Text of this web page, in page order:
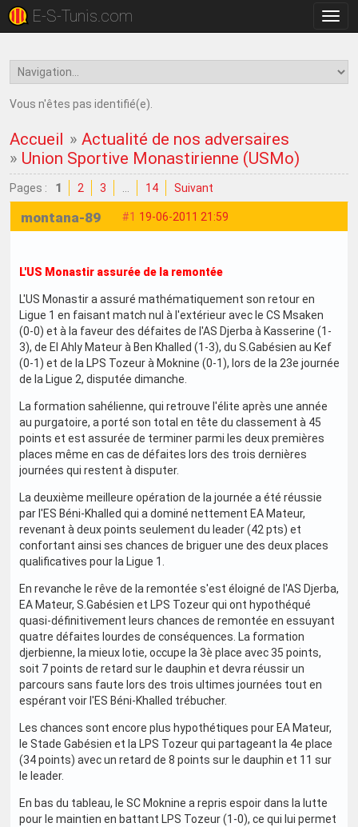
la
E-S-Tunis.com
Vous n'êtes pas identifié(e).
Accueil »Actualité de nos adversaires
» Union Sportive Monastirienne (USMo)
Pages : 1 2 3 14 Suivant
#1 19-06-2011 21:59
montana-89
L'US Monastir assurée de la remontée
L'US Monastir a assuré mathématiquement son retour en
Ligue 1 en faisant match nul à l'extérieur avec le CS Msaken
(0-0) et à la faveur des défaites de l'AS Djerba à Kasserine (1-
3), de El Ahly Mateur à Ben Khalled (1-3), du S.Gabésien au Kef
(0-1) et de la LPS Tozeur à Moknine (0-1), lors de la 23e journée
de la Ligue 2, disputée dimanche.
La formation sahélienne, qui retrouve l'élite après une année
au purgatoire, a porté son total en tête du classement à 45
points et est assurée de terminer parmi les deux premières
places même en cas de défaites lors des trois dernières
journées qui restent à disputer.
La deuxième meilleure opération de la journée a été réussie
par l'ES Béni-Khalled qui a dominé nettement EA Mateur,
revenant à deux points seulement du leader (42 pts) et
confortant ainsi ses chances de briguer une des deux places
qualificatives pour la Ligue 1.
En revanche le rêve de la remontée s'est éloigné de l'AS Djerba,
EA Mateur, S.Gabésien et LPS Tozeur qui ont hypothéqué
quasi-définitivement leurs chances de remontée en essuyant
quatre défaites lourdes de conséquences. La formation
djerbienne, la mieux lotie, occupe la 3è place avec 35 points,
soit 7 points de retard sur le dauphin et devra réussir un
parcours sans faute lors des trois ultimes journées tout en
espérant voir l'ES Béni-Khalled trébucher.
Les chances sont encore plus hypothétiques pour EA Mateur,
le Stade Gabésien et la LPS Tozeur qui partageant la 4e place
(34 points) avec un retard de 8 points sur le dauphin et 11 sur
le leader.
En bas du tableau, le SC Moknine a repris espoir dans la lutte
pour le maintien en battant LPS Tozeur (1-0), ce qui lui permet